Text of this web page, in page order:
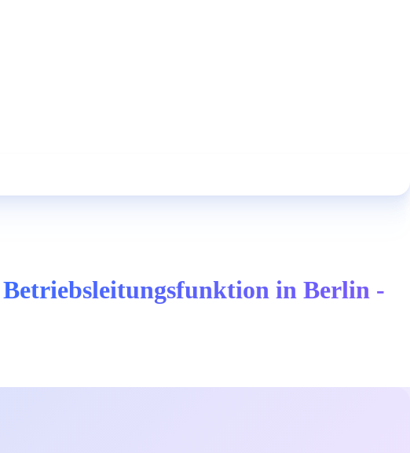
in Berlin -